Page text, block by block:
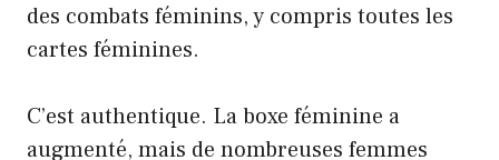
des combats féminins, y compris toutes les
cartes féminines.
C’est authentique. La boxe féminine a
augmenté, mais de nombreuses femmes